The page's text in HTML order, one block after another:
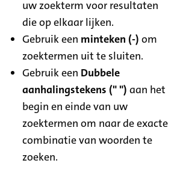
uw zoekterm voor resultaten
die op elkaar lijken.
Gebruik een minteken (-) om
zoektermen uit te sluiten.
Gebruik een Dubbele
aanhalingstekens (" ") aan het
begin en einde van uw
zoektermen om naar de exacte
combinatie van woorden te
zoeken.